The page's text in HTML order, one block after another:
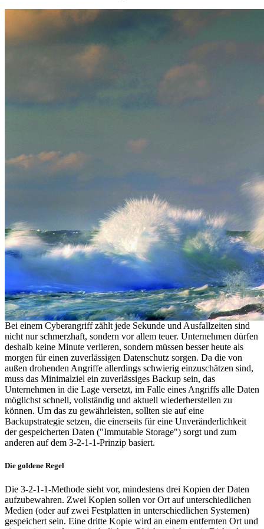
Bei einem Cyberangriff zählt jede Sekunde und Ausfallzeiten sind
nicht nur schmerzhaft, sondern vor allem teuer. Unternehmen dürfen
deshalb keine Minute verlieren, sondern müssen besser heute als
morgen für einen zuverlässigen Datenschutz sorgen. Da die von
außen drohenden Angriffe allerdings schwierig einzuschätzen sind,
muss das Minimalziel ein zuverlässiges Backup sein, das
Unternehmen in die Lage versetzt, im Falle eines Angriffs alle Daten
möglichst schnell, vollständig und aktuell wiederherstellen zu
können. Um das zu gewährleisten, sollten sie auf eine
Backupstrategie setzen, die einerseits für eine Unveränderlichkeit
der gespeicherten Daten ("Immutable Storage") sorgt und zum
anderen auf dem 3-2-1-1-Prinzip basiert.
Die goldene Regel
Die 3-2-1-1-Methode sieht vor, mindestens drei Kopien der Daten
aufzubewahren. Zwei Kopien sollen vor Ort auf unterschiedlichen
Medien (oder auf zwei Festplatten in unterschiedlichen Systemen)
gespeichert sein. Eine dritte Kopie wird an einem entfernten Ort und